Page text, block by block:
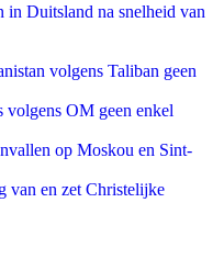
in Duitsland na snelheid van
volgens Taliban geen
volgens OM geen enkel
op Moskou en Sint-
van en zet Christelijke